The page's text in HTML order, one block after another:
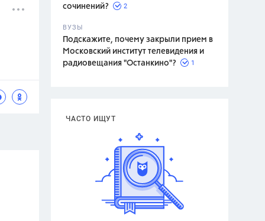
сочинений?
2
ВУЗЫ
Подскажите, почему закрыли прием в
Московский институт телевидения и
радиовещания "Останкино"?
1
ЧАСТО ИЩУТ